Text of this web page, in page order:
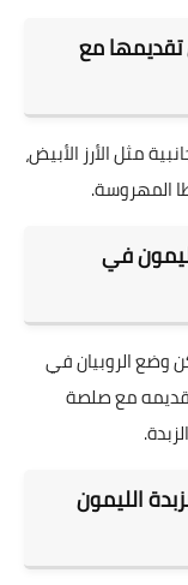
تقديمها مع
مثل الأرز الأبيض،
المهروسة.
في
وضع الروبيان في
مع صلصة
الليمون